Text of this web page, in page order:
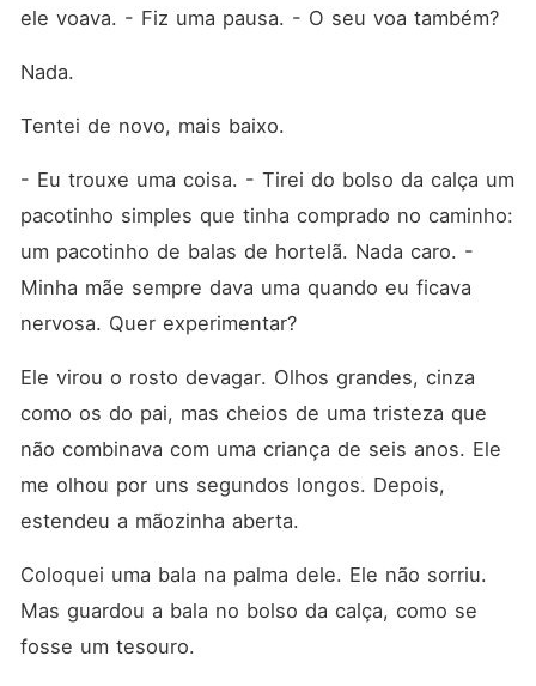
ele voava. - Fiz uma pausa. - O seu voa também?
Nada.
Tentei de novo, mais baixo.
- Eu trouxe uma coisa. - Tirei do bolso da calça um
pacotinho simples que tinha comprado no caminho:
um pacotinho de balas de hortelã. Nada caro. -
Minha mãe sempre dava uma quando eu ficava
nervosa. Quer experimentar?
Ele virou o rosto devagar. Olhos grandes, cinza
como os do pai, mas cheios de uma tristeza que
não combinava com uma criança de seis anos. Ele
me olhou por uns segundos longos. Depois,
estendeu a mãozinha aberta.
Coloquei uma bala na palma dele. Ele não sorriu.
Mas guardou a bala no bolso da calça, como se
fosse um tesouro.